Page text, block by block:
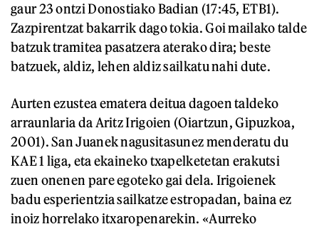
gaur 23 ontzi Donostiako Badian (17:45, ETB1).
Zazpirentzat bakarrik dago tokia. Goi mailako talde
batzuk tramitea pasatzera aterako dira; beste
batzuek, aldiz, lehen aldiz sailkatu nahi dute.
Aurten ezustea ematera deitua dagoen taldeko
arraunlaria da Aritz Irigoien (Oiartzun, Gipuzkoa,
2001). San Juanek nagusitasunez menderatu du
KAE 1 liga, eta ekaineko txapelketetan erakutsi
zuen onenen pare egoteko gai dela. Irigoienek
badu esperientzia sailkatze estropadan, baina ez
inoiz horrelako itxaropenarekin. «Aurreko